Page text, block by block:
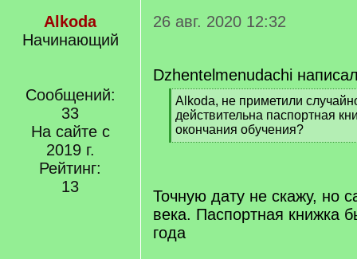
Alkoda
Начинающий
Сообщений:
33
На сайте с
2019 г.
Рейтинг:
13
26 авг. 2020 12:32
Dzhentelmenudachi
[
q
]
Alkoda, не приметили
действительна паспортная
окончания обучения?
[
Точную дату не скажу, но
века. Паспортная книжка
года